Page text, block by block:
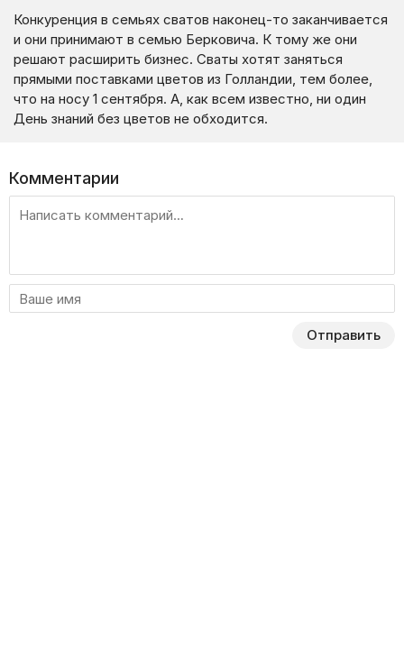
Конкуренция в семьях сватов наконец-то заканчивается
и они принимают в семью Берковича. К тому же они
решают расширить бизнес. Сваты хотят заняться
прямыми поставками цветов из Голландии, тем более,
что на носу 1 сентября. А, как всем известно, ни один
День знаний без цветов не обходится.
Комментарии
Отправить